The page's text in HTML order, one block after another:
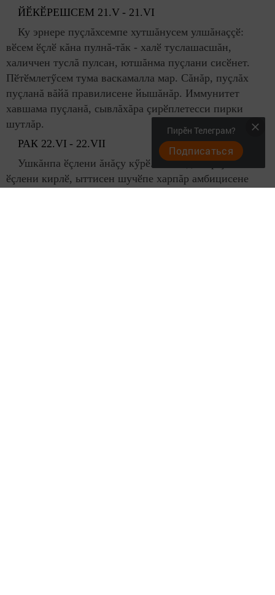
ЙӖКӖРЕШСЕМ 21.V - 21.VI
Ку эрнере пуçлăхсемпе хутшăнусем улшăнаççӗ:
вӗсем ӗçлӗ кăна пулнă-тăк - халӗ туслашасшăн,
халиччен туслă пулсан, ютшăнма пуçлани сисӗнет.
Пӗтӗмлетӳсем тума васкамалла мар. Сăнăр, пуçлăх
пуçланă вăйă правилисене йышăнăр. Иммунитет
хавшама пуçланă, сывлăхăра çирӗплетесси пирки
шутлăр.
РАК 22.VI - 22.VII
Ушкăнпа ӗçлени ăнăçу кӳрӗ. Команда пӗр çын пек
ӗçлени кирлӗ, ыттисен шучӗпе харпăр амбицисене
Пирӗн Телеграм?
Подписаться